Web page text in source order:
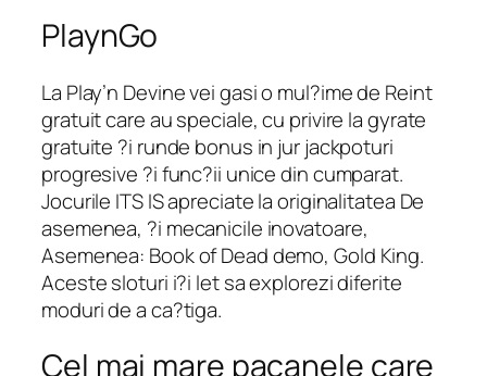
PlaynGo
La Play’n Devine vei gasi o mul?ime de Reint
gratuit care au speciale, cu privire la gyrate
gratuite ?i runde bonus in jur jackpoturi
progresive ?i func?ii unice din cumparat.
Jocurile ITS IS apreciate la originalitatea De
asemenea, ?i mecanicile inovatoare,
Asemenea: Book of Dead demo, Gold King.
Aceste sloturi i?i let sa explorezi diferite
moduri de a ca?tiga.
Cel mai mare pacanele care